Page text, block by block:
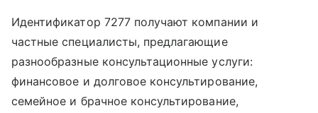
Идентификатор 7277 получают компании и
частные специалисты, предлагающие
разнообразные консультационные услуги:
финансовое и долговое консультирование,
семейное и брачное консультирование,